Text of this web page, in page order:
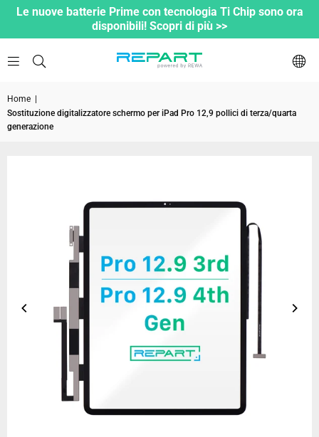
Le nuove batterie Prime con tecnologia Ti Chip sono ora
disponibili! Scopri di più >>
Home
Sostituzione digitalizzatore schermo per iPad Pro 12,9 pollici di terza/quarta
generazione